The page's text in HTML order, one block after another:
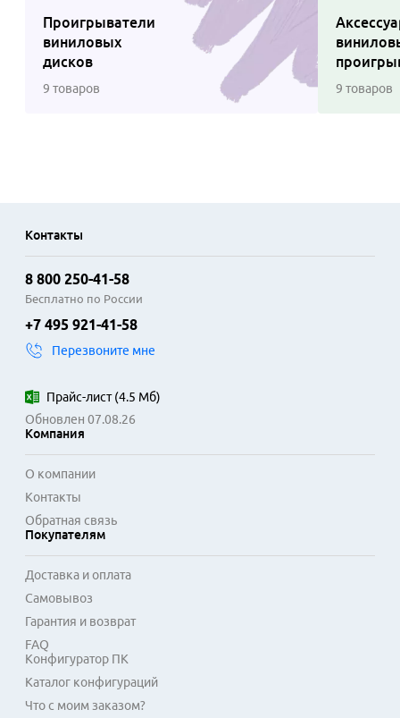
Проигрыватели
виниловых
дисков
9 товаров 9 товаров
Контакты
8 800 250-41-58
Бесплатно по России
+7 495 921-41-58
Перезвоните мне
Прайс-лист(4.5 Мб)
Обновлен 07.08.26
Компания
О компании
Контакты
Обратная связь
Покупателям
Доставка и оплата
Самовывоз
Гарантия и возврат
FAQ
Конфигуратор ПК
Каталог конфигураций
Что с моим заказом?